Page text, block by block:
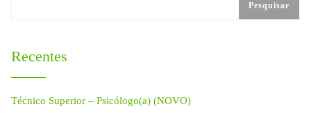
Pesquisar
Recentes
Técnico Superior – Psicólogo(a) (NOVO)